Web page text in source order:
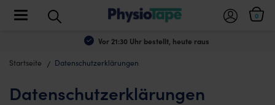
Vor 21:30 Uhr bestellt, heute raus
0
Toggle navigation
Startseite Datenschutzerklärungen
Datenschutzerklärungen